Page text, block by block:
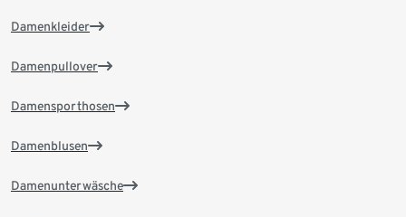
Damenkleider
Damenpullover
Damensporthosen
Damenblusen
Damenunterwäsche